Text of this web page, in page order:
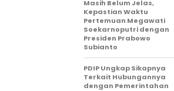
Masih Belum Jelas,
Kepastian Waktu
Pertemuan Megawati
Soekarnoputri dengan
Presiden Prabowo
Subianto
PDIP Ungkap Sikapnya
Terkait Hubungannya
dengan Pemerintahan